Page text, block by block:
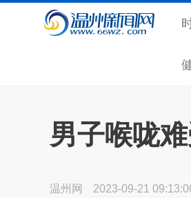
男子喉咙
温州网 2023-09-21